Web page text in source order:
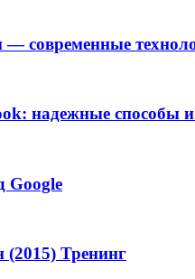
современные
надежные способы
Google
Тренинг